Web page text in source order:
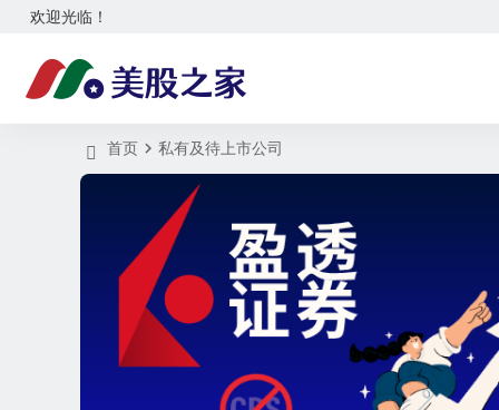
欢迎光临！
首页 私有及待上市公司